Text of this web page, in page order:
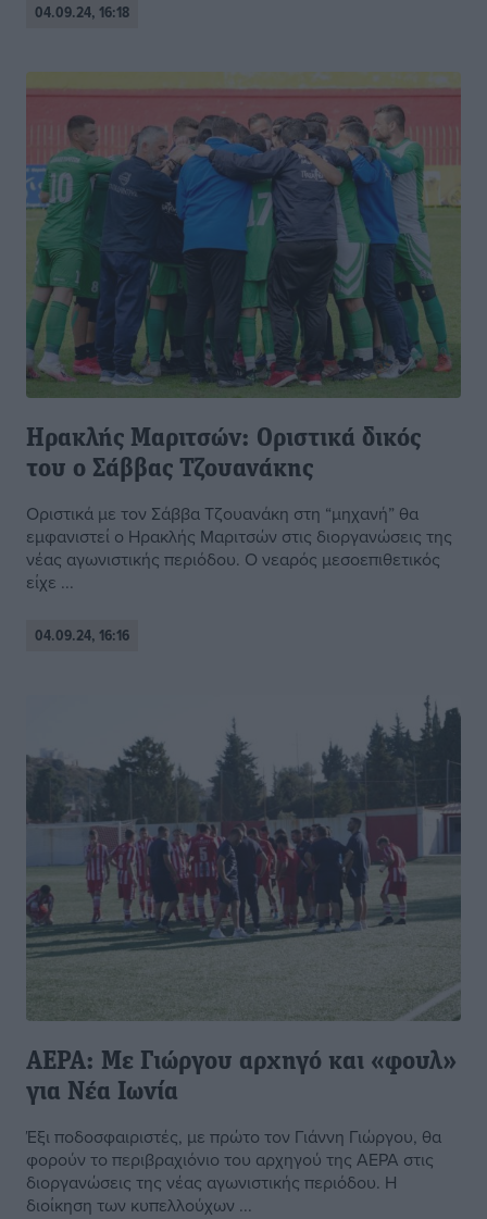
04.09.24, 16:18
Ηρακλής Μαριτσών: Οριστικά δικός
του ο Σάββας Τζουανάκης
Οριστικά με τον Σάββα Τζουανάκη στη “μηχανή” θα
εμφανιστεί ο Ηρακλής Μαριτσών στις διοργανώσεις της
νέας αγωνιστικής περιόδου. Ο νεαρός μεσοεπιθετικός
είχε ...
04.09.24, 16:16
ΑΕΡΑ: Με Γιώργου αρχηγό και «φουλ»
για Νέα Ιωνία
Έξι ποδοσφαιριστές, με πρώτο τον Γιάννη Γιώργου, θα
φορούν το περιβραχιόνιο του αρχηγού της ΑΕΡΑ στις
διοργανώσεις της νέας αγωνιστικής περιόδου. Η
διοίκηση των κυπελλούχων ...